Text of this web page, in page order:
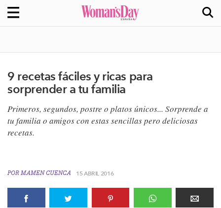
9 recetas fáciles y ricas para
sorprender a tu familia
Primeros, segundos, postre o platos únicos... Sorprende a
tu familia o amigos con estas sencillas pero deliciosas
recetas.
POR MAMEN CUENCA 15 ABRIL 2016